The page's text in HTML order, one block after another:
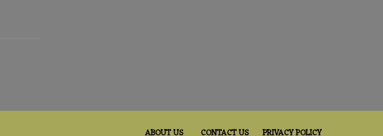
ABOUT US CONTACT US PRIVACY POLICY